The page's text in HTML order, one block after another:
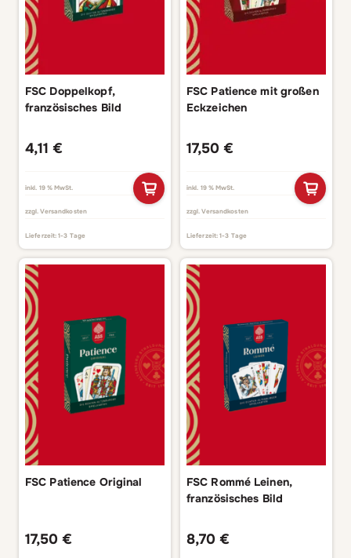
FSC Doppelkopf,
französisches Bild
4,11 €
inkl. 19 % MwSt.
zzgl. Versandkosten
Lieferzeit:1-3 Tage
FSC Patience mit großen
Eckzeichen
17,50 €
inkl. 19 % MwSt.
zzgl. Versandkosten
Lieferzeit:1-3 Tage
FSC Patience Original
17,50 €
FSC Rommé Leinen,
französisches Bild
8,70 €